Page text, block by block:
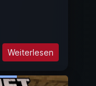
Weiterlesen